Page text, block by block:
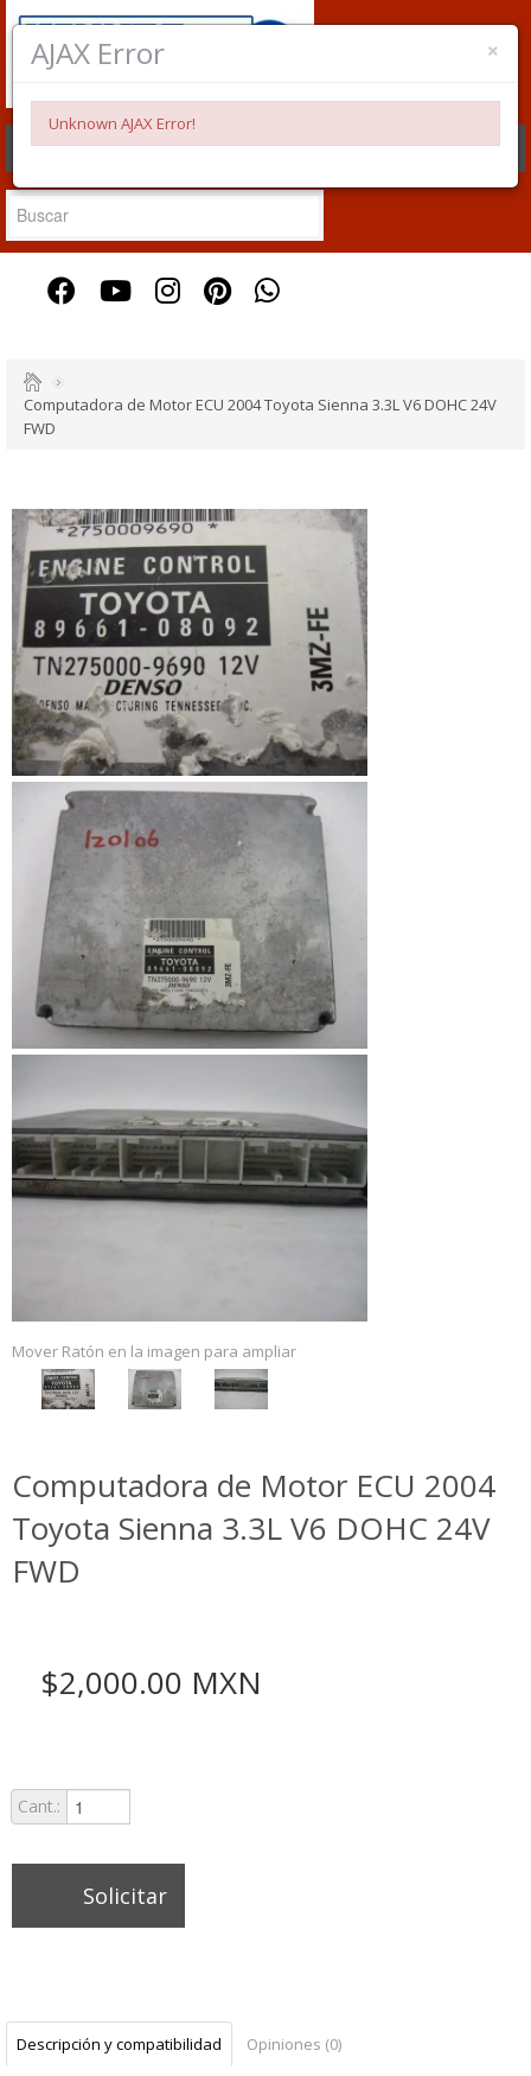
CONTACTENOS CREAR CUENTA ACCESO
Computadora de Motor ECU 2004 Toyota Sienna 3.3L V6 DOHC 24V
FWD
Mover Ratón en la imagen para ampliar
Computadora de Motor ECU 2004
Toyota Sienna 3.3L V6 DOHC 24V
FWD
$2,000.00 MXN
Cant.:
Solicitar
Descripción y compatibilidad Opiniones (0)
×
AJAX Error
Unknown AJAX Error!